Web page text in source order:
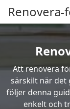
Att renovera
särskilt när det
följer denna
enkelt och